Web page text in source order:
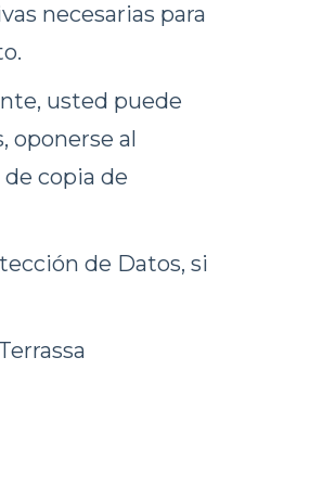
necesarias para
usted puede
oponerse al
copia de
de Datos, si